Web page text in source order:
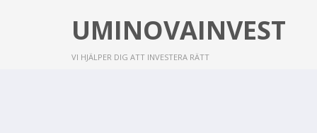
UMINOVAINVEST
VI HJÄLPER DIG ATT INVESTERA RÄTT